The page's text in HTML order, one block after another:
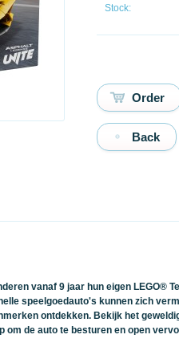
Stock:
Back
vanaf 9 jaar hun eigen LEGO®
speelgoedauto's kunnen zich
ontdekken. Bekijk het
de auto te besturen en open